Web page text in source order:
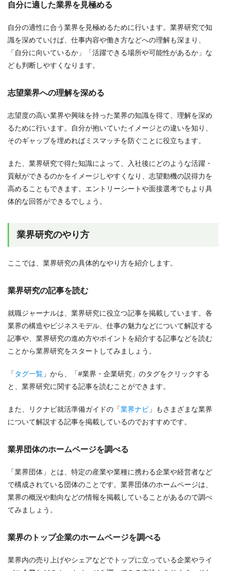
自分に適した業界を見極める
自分の適性に合う業界を見極めるために行います。業界研究で知
識を深めていけば、仕事内容や働き方などへの理解も深まり、
「自分に向いているか」「活躍できる場所や可能性があるか」な
ども判断しやすくなります。
志望業界への理解を深める
志望度の高い業界や興味を持った業界の知識を得て、理解を深め
るために行います。自分が抱いていたイメージとの違いを知り、
そのギャップを埋めればミスマッチを防ぐことに役立ちます。
また、業界研究で得た知識によって、入社後にどのような活躍・
貢献ができるのかをイメージしやすくなり、志望動機の説得力を
高めることもできます。エントリーシートや面接選考でもより具
体的な回答ができるでしょう。
業界研究のやり方
ここでは、業界研究の具体的なやり方を紹介します。
業界研究の記事を読む
就職ジャーナルは、業界研究に役立つ記事を掲載しています。各
業界の構造やビジネスモデル、仕事の魅力などについて解説する
記事や、業界研究の進め方やポイントを紹介する記事などを読む
ことから業界研究をスタートしてみましょう。
「 タグ一覧 」から、「#業界・企業研究」のタグをクリックする
と、業界研究に関する記事を読むことができます。
また、リクナビ就活準備ガイドの「業界ナビ 」もさまざまな業界
について解説する記事を掲載しているのでおすすめです。
業界団体のホームページを調べる
「業界団体」とは、特定の産業や業種に携わる企業や経営者など
で構成されている団体のことです。業界団体のホームページは、
業界の概況や動向などの情報を掲載していることがあるので調べ
てみましょう。
業界のトップ企業のホームページを調べる
業界内の売り上げやシェアなどでトップに立っている企業やライ